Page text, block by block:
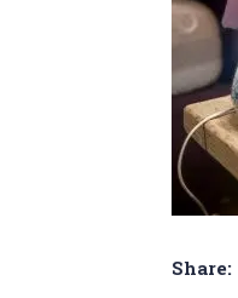
Share: